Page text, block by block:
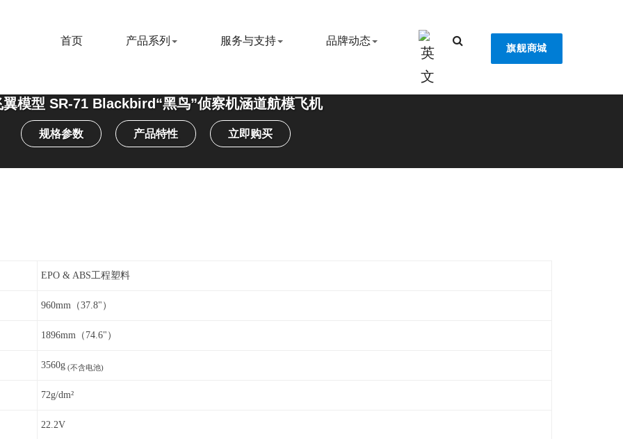
旗舰商城
首页 产品系列 服务与支持 品牌动态
翼模型 SR-71 Blackbird“黑鸟”侦察机涵道航模飞机
规格参数 产品特性 立即购买
EPO & ABS工程塑料
960mm（37.8"）
1896mm（74.6"）
3560g (不含电池)
72g/dm²
22.2V